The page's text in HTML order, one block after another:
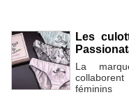
Les
La
féminins